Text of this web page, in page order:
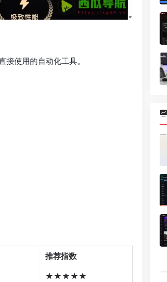
使用的自动化工具。
推荐指数
★★★★★